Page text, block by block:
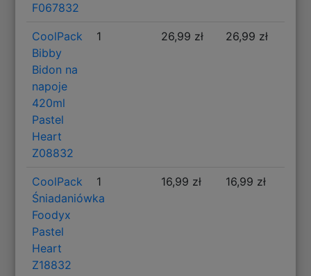
F067832
CoolPack
Bibby
Bidon na
napoje
420ml
Pastel
Heart
Z08832
1 26,99 zł 26,99 zł
CoolPack
Śniadaniówka
Foodyx
Pastel
Heart
Z18832
1 16,99 zł 16,99 zł